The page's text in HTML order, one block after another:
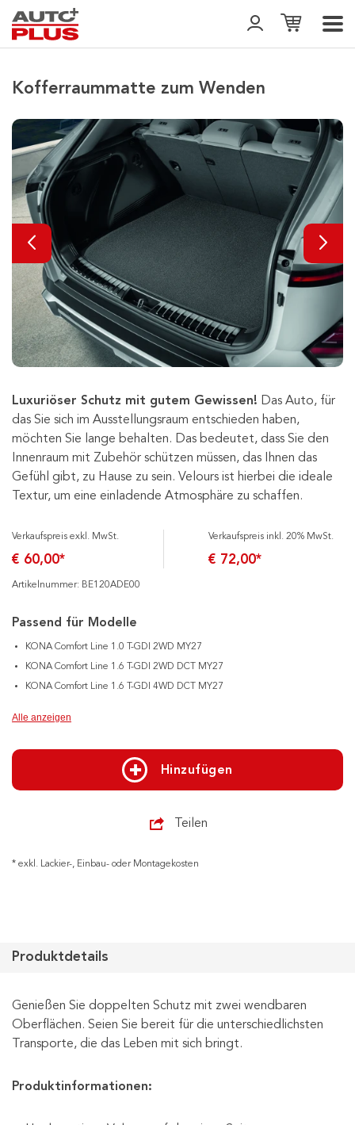
Kofferraummatte zum Wenden
Luxuriöser Schutz mit gutem Gewissen! Das Auto, für
das Sie sich im Ausstellungsraum entschieden haben,
möchten Sie lange behalten. Das bedeutet, dass Sie den
Innenraum mit Zubehör schützen müssen, das Ihnen das
Gefühl gibt, zu Hause zu sein. Velours ist hierbei die ideale
Textur, um eine einladende Atmosphäre zu schaffen.
Verkaufspreis exkl. MwSt.
€ 60,00*
Verkaufspreis inkl. 20% MwSt.
€ 72,00*
Artikelnummer: BE120ADE00
Passend für Modelle
KONA Comfort Line 1.0 T-GDI 2WD MY27
KONA Comfort Line 1.6 T-GDI 2WD DCT MY27
KONA Comfort Line 1.6 T-GDI 4WD DCT MY27
Alle anzeigen
Hinzufügen
Teilen
* exkl. Lackier-, Einbau- oder Montagekosten
Produktdetails
Genießen Sie doppelten Schutz mit zwei wendbaren
Oberflächen. Seien Sie bereit für die unterschiedlichsten
Transporte, die das Leben mit sich bringt.
Produktinformationen: